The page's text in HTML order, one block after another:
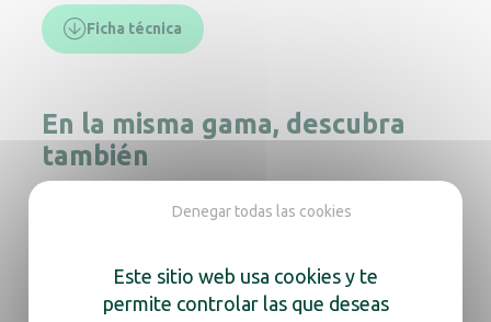
Ficha técnica
En la misma gama, descubra
también
Contenedor metálico de recogida selectiva
Este sitio web usa cookies y te
permite controlar las que deseas
Denegar todas las cookies